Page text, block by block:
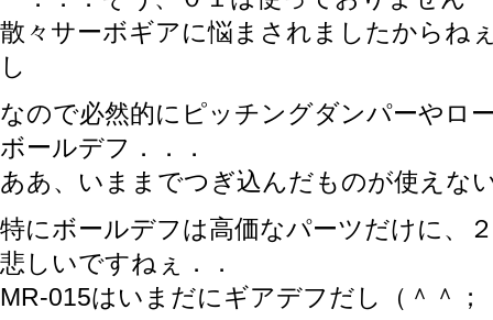
散々サーボギアに悩まされましたからね
し
なので必然的にピッチングダンパーやロ
ボールデフ．．．
ああ、いままでつぎ込んだものが使えな
特にボールデフは高価なパーツだけに、
悲しいですねぇ．．
MR-015はいまだにギアデフだし（＾＾；